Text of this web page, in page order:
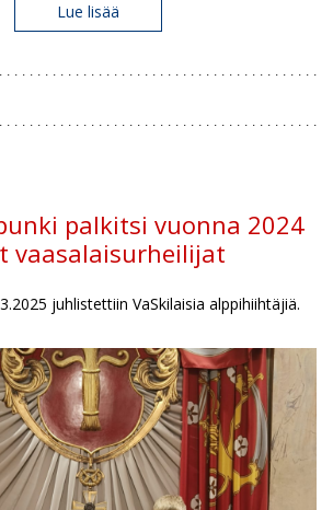
Lue lisää
palkitsi vuonna 2024
vaasalaisurheilijat
juhlistettiin VaSkilaisia alppihiihtäjiä.